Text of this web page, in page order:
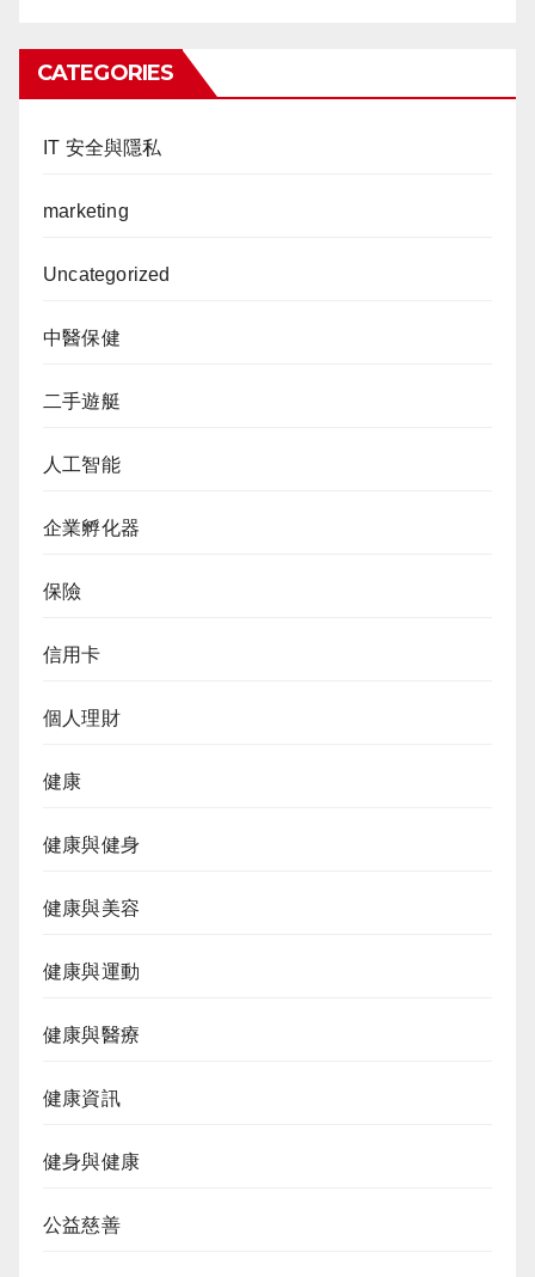
CATEGORIES
IT 安全與隱私
marketing
Uncategorized
中醫保健
二手遊艇
人工智能
企業孵化器
保險
信用卡
個人理財
健康
健康與健身
健康與美容
健康與運動
健康與醫療
健康資訊
健身與健康
公益慈善